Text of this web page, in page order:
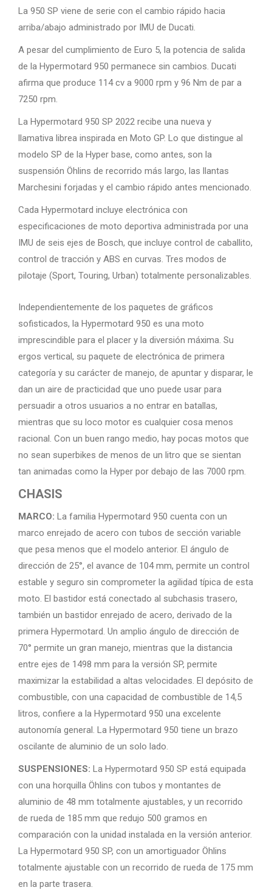
La 950 SP viene de serie con el cambio rápido hacia
arriba/abajo administrado por IMU de Ducati.
A pesar del cumplimiento de Euro 5, la potencia de salida
de la Hypermotard 950 permanece sin cambios. Ducati
afirma que produce 114 cv a 9000 rpm y 96 Nm de par a
7250 rpm.
La Hypermotard 950 SP 2022 recibe una nueva y
llamativa librea inspirada en Moto GP. Lo que distingue al
modelo SP de la Hyper base, como antes, son la
suspensión Öhlins de recorrido más largo, las llantas
Marchesini forjadas y el cambio rápido antes mencionado.
Cada Hypermotard incluye electrónica con
especificaciones de moto deportiva administrada por una
IMU de seis ejes de Bosch, que incluye control de caballito,
control de tracción y ABS en curvas. Tres modos de
pilotaje (Sport, Touring, Urban) totalmente personalizables.
Independientemente de los paquetes de gráficos
sofisticados, la Hypermotard 950 es una moto
imprescindible para el placer y la diversión máxima. Su
ergos vertical, su paquete de electrónica de primera
categoría y su carácter de manejo, de apuntar y disparar, le
dan un aire de practicidad que uno puede usar para
persuadir a otros usuarios a no entrar en batallas,
mientras que su loco motor es cualquier cosa menos
racional. Con un buen rango medio, hay pocas motos que
no sean superbikes de menos de un litro que se sientan
tan animadas como la Hyper por debajo de las 7000 rpm.
CHASIS
MARCO: La familia Hypermotard 950 cuenta con un
marco enrejado de acero con tubos de sección variable
que pesa menos que el modelo anterior. El ángulo de
dirección de 25°, el avance de 104 mm, permite un control
estable y seguro sin comprometer la agilidad típica de esta
moto. El bastidor está conectado al subchasis trasero,
también un bastidor enrejado de acero, derivado de la
primera Hypermotard. Un amplio ángulo de dirección de
70° permite un gran manejo, mientras que la distancia
entre ejes de 1498 mm para la versión SP, permite
maximizar la estabilidad a altas velocidades. El depósito de
combustible, con una capacidad de combustible de 14,5
litros, confiere a la Hypermotard 950 una excelente
autonomía general. La Hypermotard 950 tiene un brazo
oscilante de aluminio de un solo lado.
SUSPENSIONES: La Hypermotard 950 SP está equipada
con una horquilla Öhlins con tubos y montantes de
aluminio de 48 mm totalmente ajustables, y un recorrido
de rueda de 185 mm que redujo 500 gramos en
comparación con la unidad instalada en la versión anterior.
La Hypermotard 950 SP, con un amortiguador Öhlins
totalmente ajustable con un recorrido de rueda de 175 mm
en la parte trasera.